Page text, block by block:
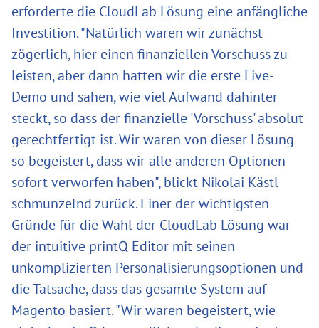
erforderte die CloudLab Lösung eine anfängliche
Investition. "Natürlich waren wir zunächst
zögerlich, hier einen finanziellen Vorschuss zu
leisten, aber dann hatten wir die erste Live-
Demo und sahen, wie viel Aufwand dahinter
steckt, so dass der finanzielle 'Vorschuss' absolut
gerechtfertigt ist. Wir waren von dieser Lösung
so begeistert, dass wir alle anderen Optionen
sofort verworfen haben", blickt Nikolai Kästl
schmunzelnd zurück. Einer der wichtigsten
Gründe für die Wahl der CloudLab Lösung war
der intuitive printQ Editor mit seinen
unkomplizierten Personalisierungsoptionen und
die Tatsache, dass das gesamte System auf
Magento basiert. "Wir waren begeistert, wie